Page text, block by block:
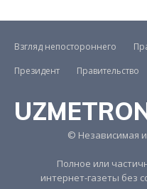
Взгляд непостороннего
Президент
Правительство
© Независимая
Полное или
интернет-газеты без